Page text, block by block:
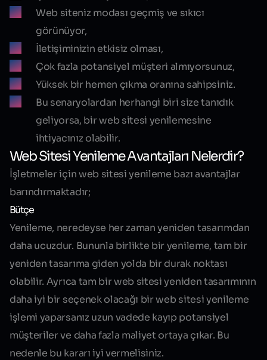
Web siteniz modası geçmiş ve sıkıcı
görünüyor,
İletişiminizin etkisiz olması,
Çok fazla potansiyel müşteri almıyorsunuz,
Yüksek bir hemen çıkma oranına sahipsiniz.
Bu senaryolardan herhangi biri size tanıdık
geliyorsa, bir web sitesi yenilemesine
ihtiyacınız olabilir.
Web Sitesi Yenileme Avantajları Nelerdir?
İşletmeler için web sitesi yenileme bazı avantajlar
barındırmaktadır;
Bütçe
Yenileme, neredeyse her zaman yeniden tasarımdan
daha ucuzdur. Bununla birlikte bir yenileme, tam bir
yeniden tasarıma giden yolda bir durak noktası
olabilir. Ayrıca tam bir web sitesi yeniden tasarımının
daha iyi bir seçenek olacağı bir web sitesi yenileme
işlemi yaparsanız uzun vadede kayıp potansiyel
müşteriler ve daha fazla maliyet ortaya çıkar. Bu
nedenle bu kararı iyi vermelisiniz.